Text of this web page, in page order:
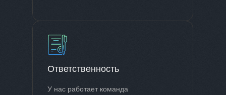
Ответственность
У нас работает команда